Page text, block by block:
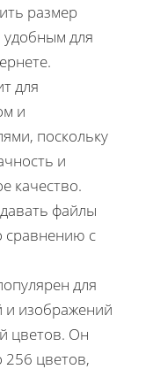
размер
удобным для
для
и
поскольку
и
качество.
файлы
сравнению с
для
изображений
цветов. Он
256 цветов,